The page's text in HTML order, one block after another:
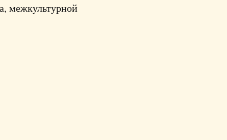
межкультурной